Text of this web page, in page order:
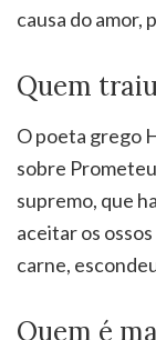
causa do amor,
Quem
O poeta grego
sobre
supremo, que
aceitar os
carne,
Quem é